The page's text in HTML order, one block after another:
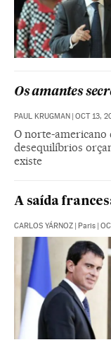
Os amantes
PAUL KRUGMAN | OCT 13,
O norte-americano
desequilíbrios
existe
A saída
CARLOS YÁRNOZ | Paris |